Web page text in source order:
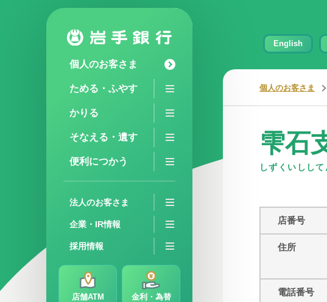
個人のお客さま
ためる・ふやす
かりる
そなえる・遺す
便利につかう
法人のお客さま
企業・IR情報
採用情報
店舗ATM 金利・為替
English
個人のお客さま
雫石
しずくいしして
店番号
住所
電話番号